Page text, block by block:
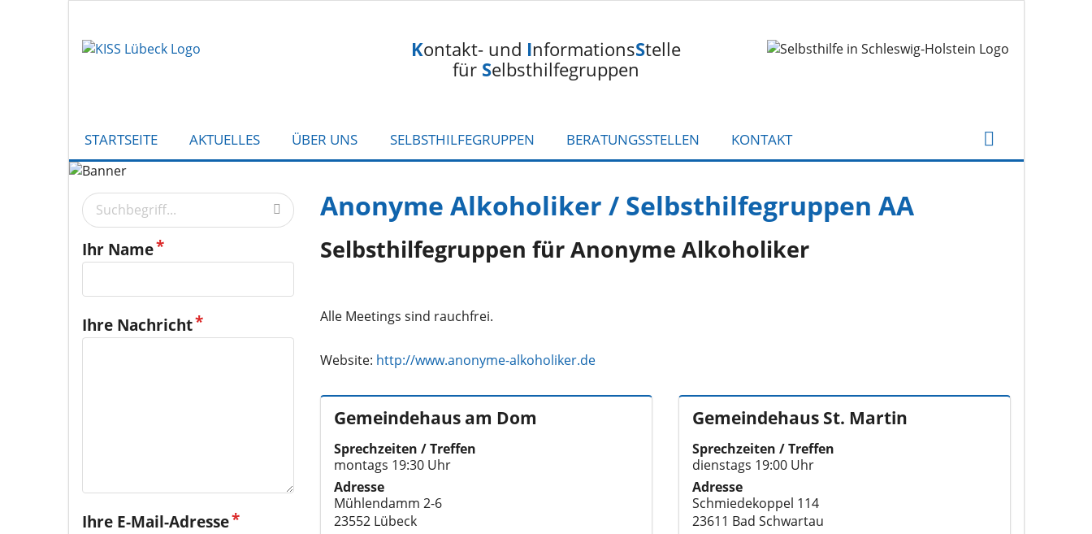
Kontakt- und InformationsStelle
für Selbsthilfegruppen
STARTSEITE AKTUELLES ÜBER UNS SELBSTHILFEGRUPPEN BERATUNGSSTELLEN KONTAKT
Ihr Name
Ihre Nachricht
Ihre E-Mail-Adresse
Anonyme Alkoholiker / Selbsthilfegruppen AA
Selbsthilfegruppen für Anonyme Alkoholiker
Website: http://www.anonyme-alkoholiker.de
Gemeindehaus am Dom
Sprechzeiten / Treffen
montags 19:30 Uhr
Adresse
Mühlendamm 2-6
23552 Lübeck
Gemeindehaus St. Martin
Sprechzeiten / Treffen
dienstags 19:00 Uhr
Adresse
Schmiedekoppel 114
23611 Bad Schwartau